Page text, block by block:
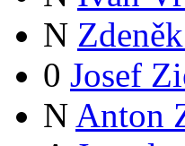
N
0 Josef
N Anton